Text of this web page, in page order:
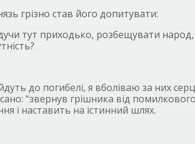
грізно став його допитувати:
тут приходько, розбещувати
до погибелі, я вболіваю за них
“звернув грішника від
і наставить на істинний шлях.